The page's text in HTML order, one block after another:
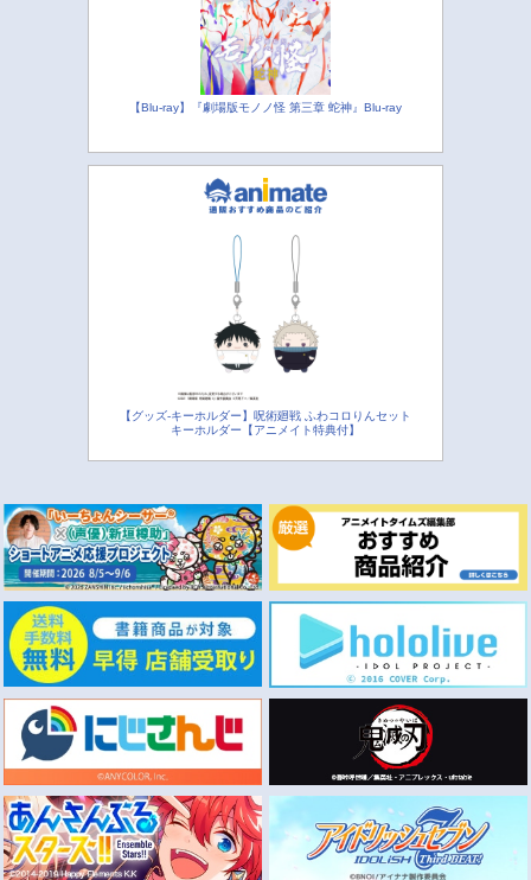
【Blu-ray】『劇場版モノノ怪 第三章 蛇神』Blu-ray
【グッズ-キーホルダー】呪術廻戦 ふわコロりんセット
キーホルダー【アニメイト特典付】